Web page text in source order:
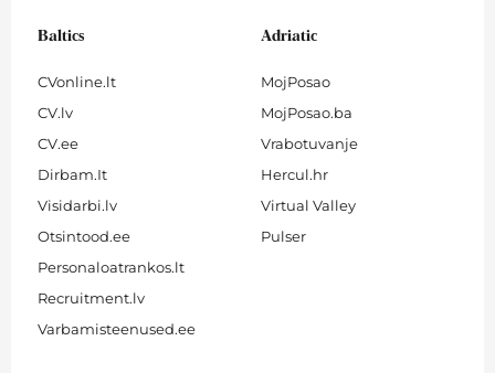
Baltics
CVonline.lt
CV.lv
CV.ee
Dirbam.It
Visidarbi.lv
Otsintood.ee
Personaloatrankos.lt
Recruitment.lv
Varbamisteenused.ee
Adriatic
MojPosao
MojPosao.ba
Vrabotuvanje
Hercul.hr
Virtual Valley
Pulser